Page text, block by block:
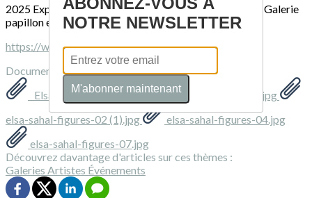
2025 Exposition personnelle à La Piscine, Roubaix, à la Galerie
papillon et au musée des beaux-arts de Rennes
https://www.elsasahal.fr/
Documents
_Elsa_Sahal_courtesy_artiste_Galerie_Papillon_m.jpg
elsa-sahal-figures-02 (1).jpg
elsa-sahal-figures-04.jpg
elsa-sahal-figures-07.jpg
Découvrez davantage d'articles sur ces thèmes :
Galeries Artistes Événements
NOTRE NEWSLETTER
M'abonner maintenant